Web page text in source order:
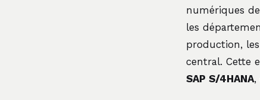
numériques
les
production,
central. Cette
SAP S/4HANA,